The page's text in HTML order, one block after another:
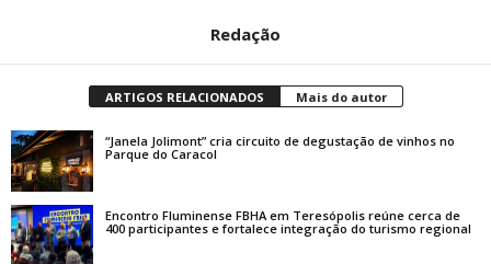
Redação
ARTIGOS RELACIONADOS Mais do autor
“Janela Jolimont” cria circuito de degustação de vinhos no
Parque do Caracol
Encontro Fluminense FBHA em Teresópolis reúne cerca de
400 participantes e fortalece integração do turismo regional